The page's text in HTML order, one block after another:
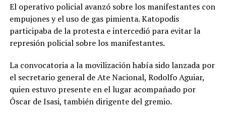
El operativo policial avanzó sobre los manifestantes con
empujones y el uso de gas pimienta. Katopodis
participaba de la protesta e intercedió para evitar la
represión policial sobre los manifestantes.
La convocatoria a la movilización había sido lanzada por
el secretario general de Ate Nacional, Rodolfo Aguiar,
quien estuvo presente en el lugar acompañado por
Óscar de Isasi, también dirigente del gremio.